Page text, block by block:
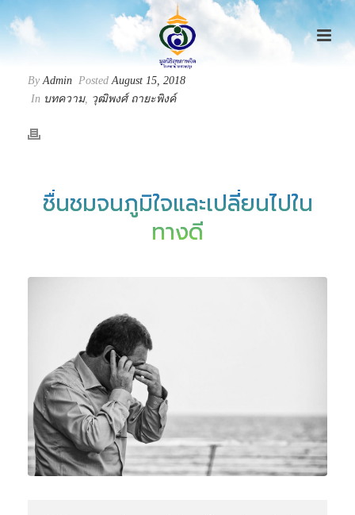
ByAdmin PostedAugust 15, 2018
In บทความ, วุฒิพงศ์ ถายะพิงค์
ชื่นชมจนภูมิใจและเปลี่ยนไปใน
ทางดี